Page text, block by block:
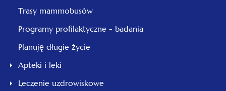
Trasy mammobusów
Programy profilaktyczne - badania
Planuję długie życie
Apteki i leki
Leczenie uzdrowiskowe